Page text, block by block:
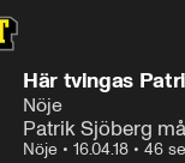
Här tvingas
Nöje
Patrik Sjöberg
Nöje • 16.04.18 • 46